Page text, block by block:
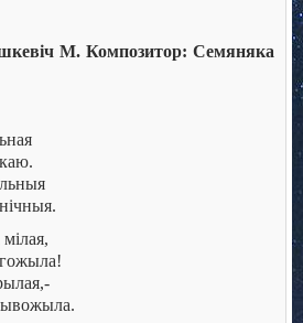
М. Композитор: Семяняка